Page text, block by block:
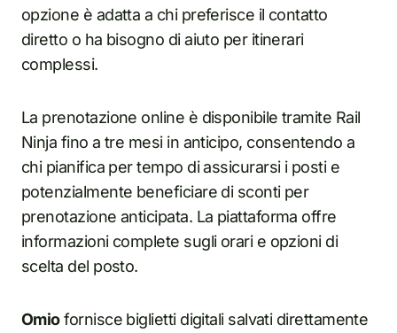
opzione è adatta a chi preferisce il contatto
diretto o ha bisogno di aiuto per itinerari
complessi.
La prenotazione online è disponibile tramite Rail
Ninja fino a tre mesi in anticipo, consentendo a
chi pianifica per tempo di assicurarsi i posti e
potenzialmente beneficiare di sconti per
prenotazione anticipata. La piattaforma offre
informazioni complete sugli orari e opzioni di
scelta del posto.
Omiofornisce biglietti digitali salvati direttamente